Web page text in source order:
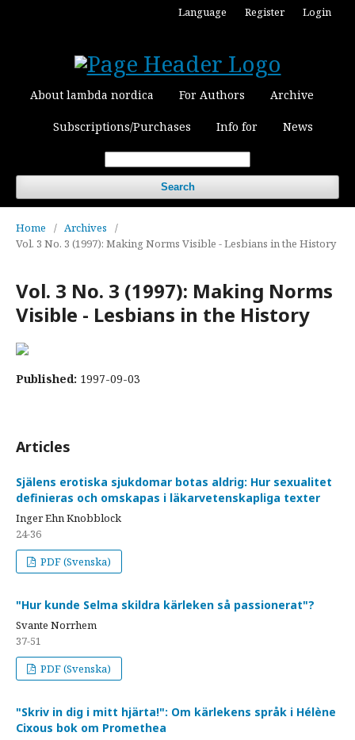
About lambda nordica For Authors Archive
Subscriptions/Purchases Info for News
Search
Language Register Login
Home / Archives
/
Vol. 3 No. 3 (1997): Making Norms Visible - Lesbians in the History
Vol. 3 No. 3 (1997): Making Norms
Visible - Lesbians in the History
Published: 1997-09-03
Articles
Själens erotiska sjukdomar botas aldrig: Hur sexualitet
definieras och omskapas i läkarvetenskapliga texter
Inger Ehn Knobblock
24-36
PDF (Svenska)
"Hur kunde Selma skildra kärleken så passionerat"?
Svante Norrhem
37-51
PDF (Svenska)
"Skriv in dig i mitt hjärta!": Om kärlekens språk i Hélène
Cixous bok om Promethea